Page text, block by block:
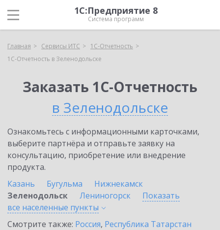
1С:Предприятие 8
Система программ
Главная Сервисы ИТС
1С-Отчетность
1С-Отчетность в Зеленодольске
Заказать 1С-Отчетность
в Зеленодольске
Ознакомьтесь с информационными карточками,
выберите партнёра и отправьте заявку на
консультацию, приобретение или внедрение
продукта.
Казань
Бугульма
Нижнекамск
Зеленодольск
Лениногорск
Показать
все населенные пункты
Смотрите также: Россия, Республика Татарстан